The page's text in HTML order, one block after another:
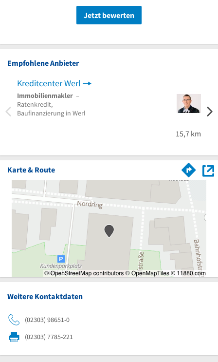
Jetzt bewerten
Empfohlene Anbieter
Kreditcenter Werl
Immobilienmakler –
Ratenkredit,
Baufinanzierung in Werl
15,7 km
Karte & Route
Weitere Kontaktdaten
(02303) 98651-0
(02303) 7785-221